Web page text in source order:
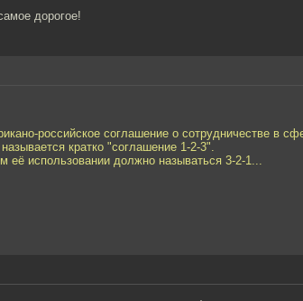
дорогое!
российское соглашение о сотрудничестве в
кратко "соглашение 1-2-3".
использовании должно называться 3-2-1...